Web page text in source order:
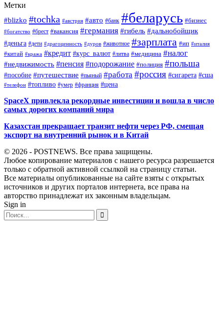
Метки
#blizko #tochka #австрия #авто #банк #беларусь #бизнес
#богатство #брест #вакансия #германия #гибель #дальнобойщик
#деньга #дети #драгоценность #дуров #животное #зарплата #ип #италия
#китай #кража #кредит #курс_валют #литва #медицина #налог
#недвижимость #пенсия #подорожание #полиция #польша
#пособие #путешествие #пьяный #работа #россия #сигарета #сша
#телефон #топливо #умер #франция #цена
SpaceX привлекла рекордные инвестиции и вошла в число
самых дорогих компаний мира
Казахстан прекращает транзит нефти через РФ, смещая
экспорт на внутренний рынок и в Китай
© 2026 - POSTNEWS. Все права защищены.
Любое копирование материалов с нашего ресурса разрешается
только с обратной активной ссылкой на страницу статьи.
Все материалы опубликованные на сайте взяты с открытых
источников и других порталов интернета, все права на
авторство принадлежат их законным владельцам.
Sign in